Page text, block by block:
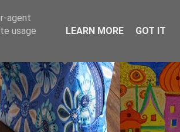
agent
usage
LEARN MORE GOT IT